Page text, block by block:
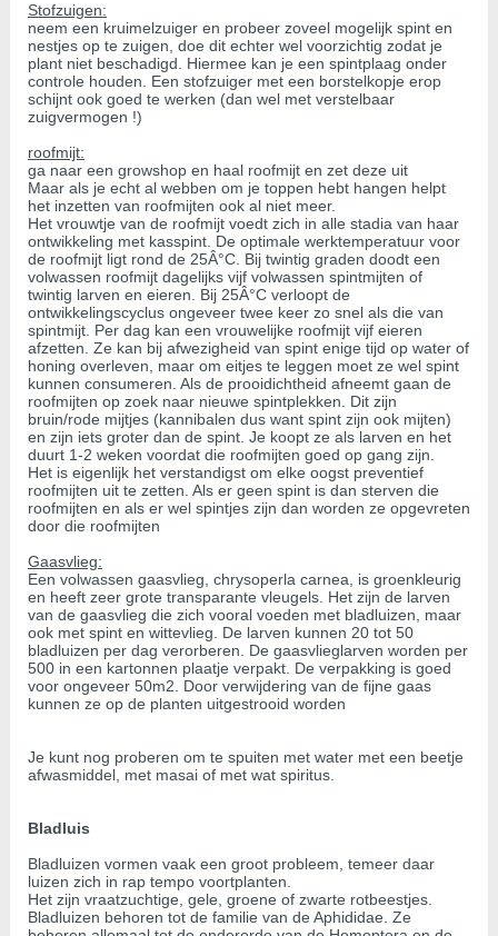
Stofzuigen:
neem een kruimelzuiger en probeer zoveel mogelijk spint en
nestjes op te zuigen, doe dit echter wel voorzichtig zodat je
plant niet beschadigd. Hiermee kan je een spintplaag onder
controle houden. Een stofzuiger met een borstelkopje erop
schijnt ook goed te werken (dan wel met verstelbaar
zuigvermogen !)
roofmijt:
ga naar een growshop en haal roofmijt en zet deze uit
Maar als je echt al webben om je toppen hebt hangen helpt
het inzetten van roofmijten ook al niet meer.
Het vrouwtje van de roofmijt voedt zich in alle stadia van haar
ontwikkeling met kasspint. De optimale werktemperatuur voor
de roofmijt ligt rond de 25Â°C. Bij twintig graden doodt een
volwassen roofmijt dagelijks vijf volwassen spintmijten of
twintig larven en eieren. Bij 25Â°C verloopt de
ontwikkelingscyclus ongeveer twee keer zo snel als die van
spintmijt. Per dag kan een vrouwelijke roofmijt vijf eieren
afzetten. Ze kan bij afwezigheid van spint enige tijd op water of
honing overleven, maar om eitjes te leggen moet ze wel spint
kunnen consumeren. Als de prooidichtheid afneemt gaan de
roofmijten op zoek naar nieuwe spintplekken. Dit zijn
bruin/rode mijtjes (kannibalen dus want spint zijn ook mijten)
en zijn iets groter dan de spint. Je koopt ze als larven en het
duurt 1-2 weken voordat die roofmijten goed op gang zijn.
Het is eigenlijk het verstandigst om elke oogst preventief
roofmijten uit te zetten. Als er geen spint is dan sterven die
roofmijten en als er wel spintjes zijn dan worden ze opgevreten
door die roofmijten
Gaasvlieg:
Een volwassen gaasvlieg, chrysoperla carnea, is groenkleurig
en heeft zeer grote transparante vleugels. Het zijn de larven
van de gaasvlieg die zich vooral voeden met bladluizen, maar
ook met spint en wittevlieg. De larven kunnen 20 tot 50
bladluizen per dag verorberen. De gaasvlieglarven worden per
500 in een kartonnen plaatje verpakt. De verpakking is goed
voor ongeveer 50m2. Door verwijdering van de fijne gaas
kunnen ze op de planten uitgestrooid worden
Je kunt nog proberen om te spuiten met water met een beetje
afwasmiddel, met masai of met wat spiritus.
Bladluis
Bladluizen vormen vaak een groot probleem, temeer daar
luizen zich in rap tempo voortplanten.
Het zijn vraatzuchtige, gele, groene of zwarte rotbeestjes.
Bladluizen behoren tot de familie van de Aphididae. Ze